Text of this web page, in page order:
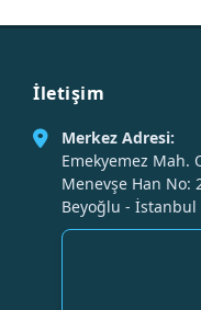
İletişim
Merkez Adresi:
Emekyemez Mah.
Menevşe Han No:
Beyoğlu - İstanbul